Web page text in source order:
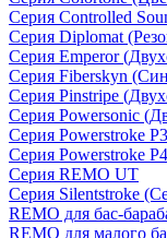
Серия Controlled
Серия Diplomat
Серия Emperor
Серия Fiberskyn
Серия Pinstripe
Серия Powersonic
Серия Powerstroke
Серия Powerstroke
Серия REMO UT
Серия Silentstroke
REMO для бас-
REMO для малого